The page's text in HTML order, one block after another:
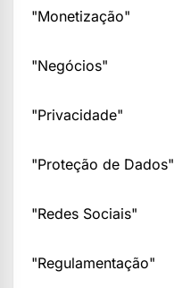
"Monetização"
"Negócios"
"Privacidade"
"Proteção de Dados"
"Redes Sociais"
"Regulamentação"